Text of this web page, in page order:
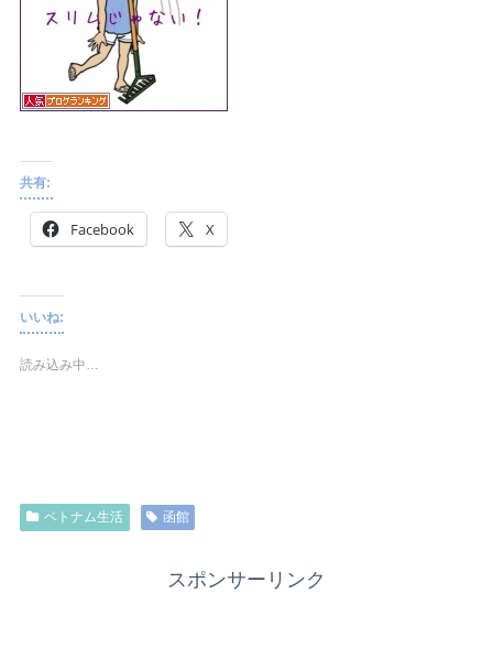
共有:
Facebook X
いいね:
読み込み中…
ベトナム生活 函館
スポンサーリンク